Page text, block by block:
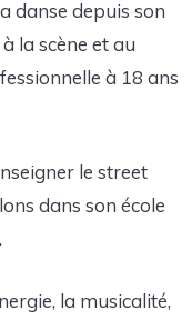
danse depuis son
la scène et au
à 18 ans
le street
dans son école
la musicalité,